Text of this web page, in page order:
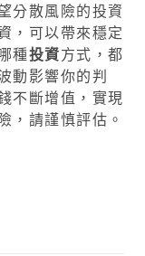
分散風險的投資
，可以帶來穩定
種投資方式，都
動影響你的判
不斷增值，實現
，請謹慎評估。